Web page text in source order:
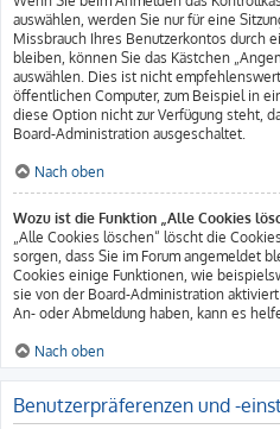
auswählen, werden Sie nur für eine
Missbrauch Ihres Benutzerkontos durch
bleiben, können Sie das Kästchen
auswählen. Dies ist nicht
öffentlichen Computer, zum Beispiel in
diese Option nicht zur Verfügung steht,
Board-Administration ausgeschaltet.
Nach oben
Wozu ist die Funktion „Alle Cookies
„Alle Cookies löschen“ löscht die
sorgen, dass Sie im Forum angemeldet
Cookies einige Funktionen, wie
sie von der Board-Administration
An- oder Abmeldung haben, kann es
Nach oben
Benutzerpräferenzen und -